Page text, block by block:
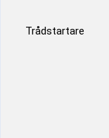
Trådstartare